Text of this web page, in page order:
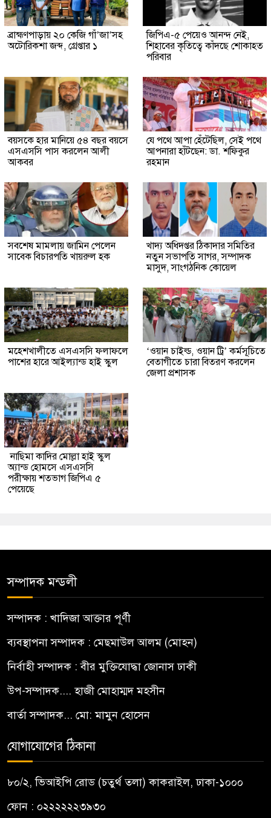
ব্রাহ্মণপাড়ায় ২০ কেজি গাঁ’জা’সহ
অটোরিকশা জব্দ, গ্রেপ্তার ১
জিপিএ-৫ পেয়েও আনন্দ নেই,
শিহাবের কৃতিত্বে কাঁদছে শোকাহত
পরিবার
বয়সকে হার মানিয়ে ৫৪ বছর বয়সে
এসএসসি পাস করলেন আলী
আকবর
যে পথে আপা হেঁটেছিল, সেই পথে
আপনারা হাঁটছেন: ডা. শফিকুর
রহমান
সবশেষ মামলায় জামিন পেলেন
সাবেক বিচারপতি খায়রুল হক
খাদ্য অধিদপ্তর ঠিকাদার সমিতির
নতুন সভাপতি সাগর, সম্পাদক
মাসুদ, সাংগঠনিক কোয়েল
মহেশখালীতে এসএসসি ফলাফলে
পাশের হারে আইল্যান্ড হাই স্কুল
‘ওয়ান চাইল্ড, ওয়ান ট্রি’ কর্মসূচিতে
বেতাগীতে চারা বিতরণ করলেন
জেলা প্রশাসক
নাছিমা কাদির মোল্লা হাই স্কুল
অ্যান্ড হোমসে এসএসসি
পরীক্ষায় শতভাগ জিপিএ ৫
পেয়েছে
সম্পাদক মন্ডলী
সম্পাদক : খাদিজা আক্তার পূর্ণী
ব্যবস্থাপনা সম্পাদক : মেছমাউল আলম (মোহন)
নির্বাহী সম্পাদক : বীর মুক্তিযোদ্ধা জোনাস ঢাকী
উপ-সম্পাদক.... হাজী মোহাম্মদ মহসীন
বার্তা সম্পাদক... মো: মামুন হোসেন
যোগাযোগের ঠিকানা
৮০/২, ভিআইপি রোড (চতুর্থ তলা) কাকরাইল, ঢাকা-১০০০
ফোন : ০২২২২২২৩৯৩০